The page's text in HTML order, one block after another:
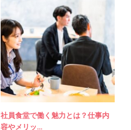
社員食堂で働く魅力とは？仕事内
容やメリッ...